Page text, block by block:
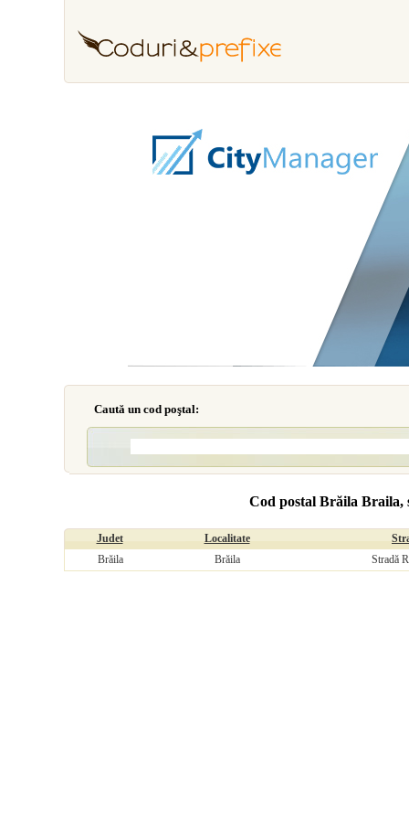
Caută un cod poştal:
Cod postal Brăila Braila,
Judet Localitate
Brăila
Brăila Stradă